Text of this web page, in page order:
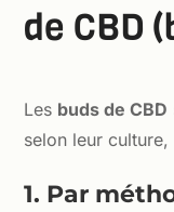
de CBD
Les buds de CBD
selon leur
1. Par